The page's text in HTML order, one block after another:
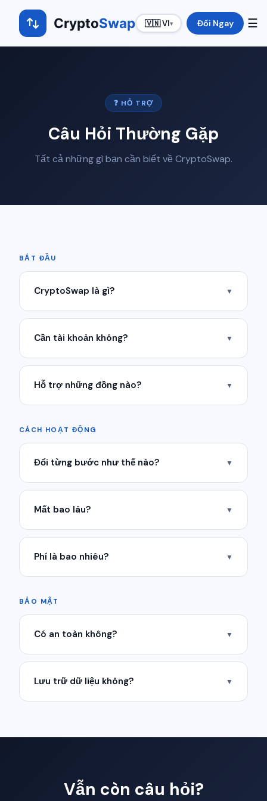
CryptoSwap 🇻🇳 VI▾ Đổi Ngay ☰
❓ HỖ TRỢ
Câu Hỏi Thường Gặp
Tất cả những gì bạn cần biết về CryptoSwap.
BẮT ĐẦU
CryptoSwap là gì? ▼
Cần tài khoản không? ▼
Hỗ trợ những đồng nào? ▼
CÁCH HOẠT ĐỘNG
Đổi từng bước như thế nào? ▼
Mất bao lâu? ▼
Phí là bao nhiêu? ▼
BẢO MẬT
Có an toàn không? ▼
Lưu trữ dữ liệu không? ▼
Vẫn còn câu hỏi?